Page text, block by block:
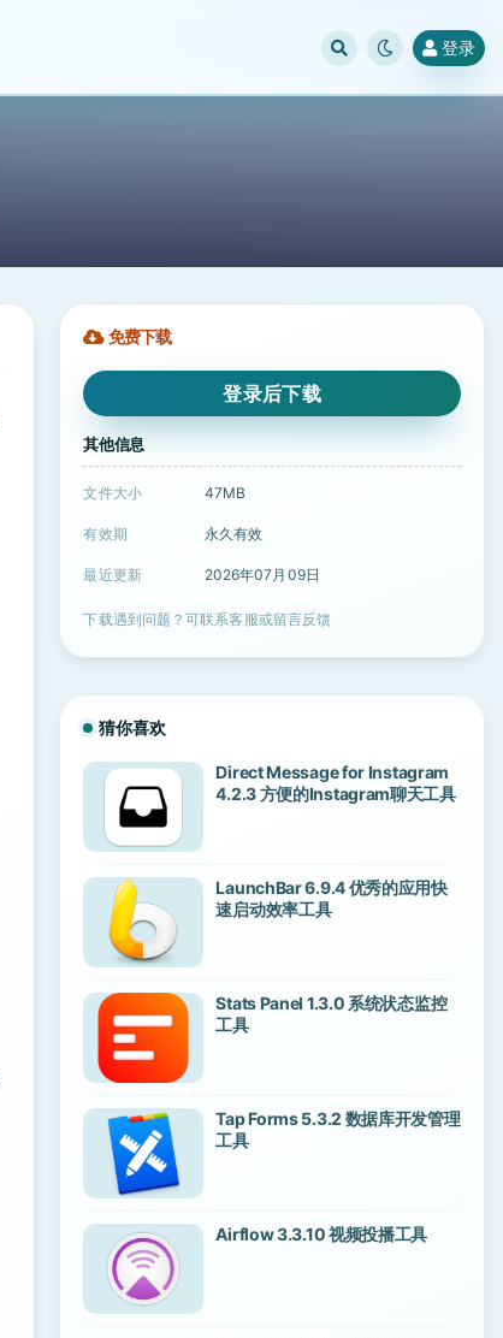
登录
免费下载
登录后下载
其他信息
文件大小 47MB
有效期 永久有效
最近更新 2026年07月09日
下载遇到问题？可联系客服或留言反馈
猜你喜欢
Direct Message for Instagram
4.2.3 方便的Instagram聊天工具
LaunchBar 6.9.4 优秀的应用快
速启动效率工具
Stats Panel 1.3.0 系统状态监控
工具
Tap Forms 5.3.2 数据库开发管理
工具
Airflow 3.3.10 视频投播工具